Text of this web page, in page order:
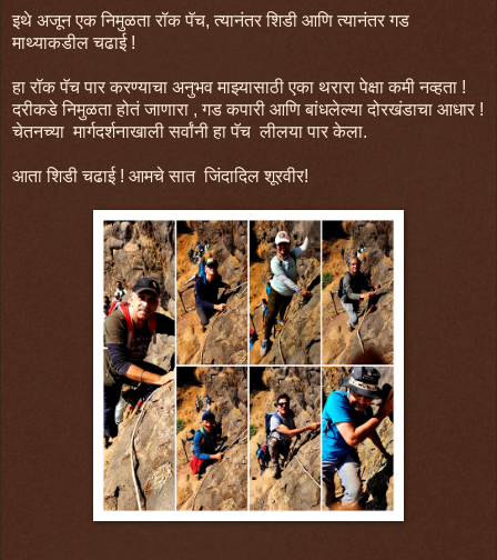
इथे अजून एक निमुळता रॉक पॅच, त्यानंतर शिडी आणि त्यानंतर गड
माथ्याकडील चढाई !
हा रॉक पॅच पार करण्याचा अनुभव माझ्यासाठी एका थरारा पेक्षा कमी नव्हता !
दरीकडे निमुळता होतं जाणारा , गड कपारी आणि बांधलेल्या दोरखंडाचा आधार !
चेतनच्या मार्गदर्शनाखाली सर्वांनी हा पॅच लीलया पार केला.
आता शिडी चढाई ! आमचे सात जिंदादिल शूरवीर!